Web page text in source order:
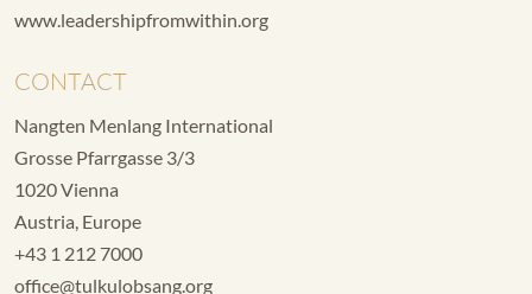
www.leadershipfromwithin.org
CONTACT
Nangten Menlang International
Grosse Pfarrgasse 3/3
1020 Vienna
Austria, Europe
+43 1 212 7000
office@tulkulobsang.org